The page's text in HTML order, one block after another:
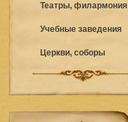
Театры, филармония
Учебные заведения
Церкви, соборы